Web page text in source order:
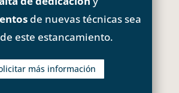
de nuevas técnicas sea
este estancamiento.
más información